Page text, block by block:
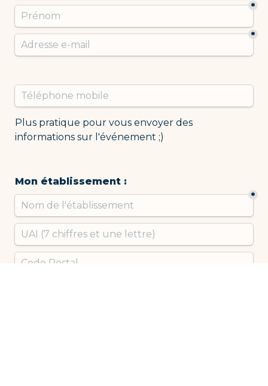
*
*
Plus pratique pour vous envoyer des
informations sur l'événement ;)
Mon établissement :
*